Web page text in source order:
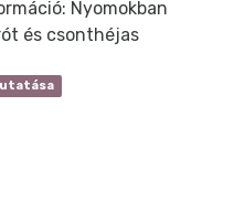
Nyomokban
és csonthéjas